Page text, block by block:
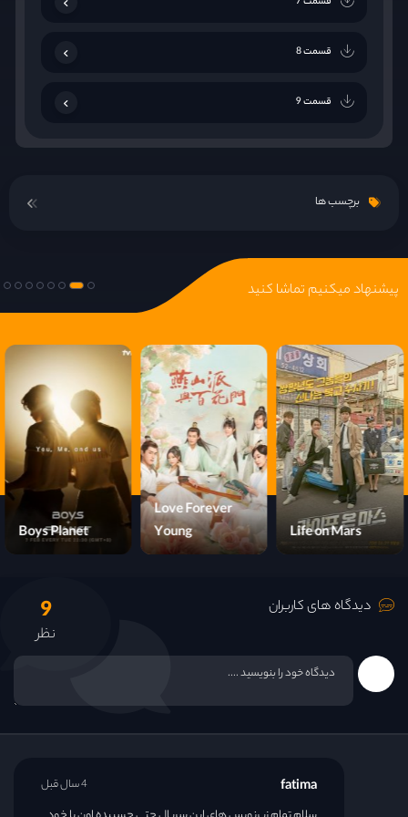
قسمت 8
قسمت 9
قسمت 10
قسمت 11
قسمت 14
قسمت 15
قسمت 16
برچسب ها
پیشنهاد میکنیم تماشا کنید
Life on Mars
Love Forever
Young
Boys Planet
دیدگاه های کاربران 9
نظر
fatima 4 سال قبل